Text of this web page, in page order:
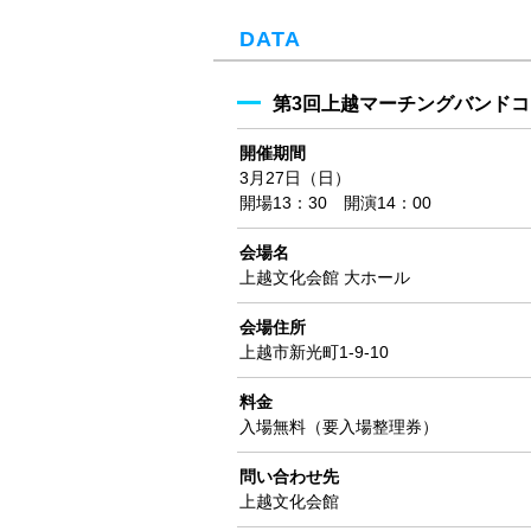
DATA
第3回上越マーチングバンド
開催期間
3月27日（日）
開場13：30 開演14：00
会場名
上越文化会館 大ホール
会場住所
上越市新光町1-9-10
料金
入場無料（要入場整理券）
問い合わせ先
上越文化会館